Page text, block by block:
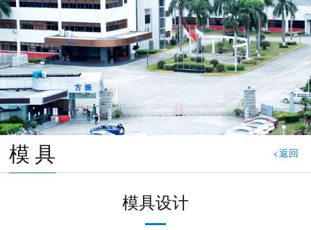
公司文化
组织结构
液态硅胶
固体硅胶
成 型
二次加工
自动化
电子类
医疗器械
汽车类
管理服务
质量体系
新闻中心
公司新闻
行业资讯
联系我们
模 具 返回
模具设计